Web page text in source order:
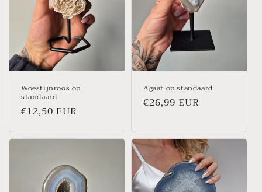
Woestijnroos op
standaard
Prix
€12,50 EUR
Agaat op standaard
Prix
€26,99 EUR